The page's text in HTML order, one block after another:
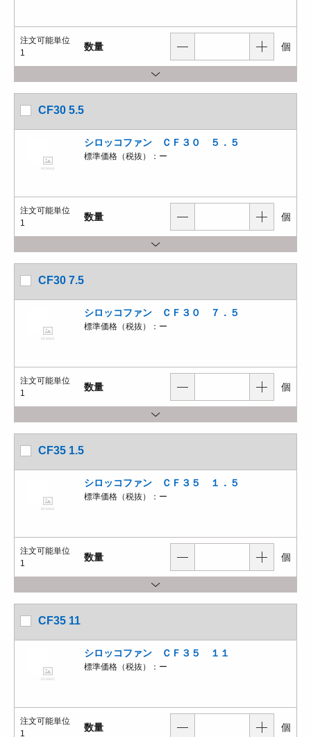
注文可能単位
1
数量 個
CF30 5.5
シロッコファン ＣＦ３０ ５．５
標準価格（税抜）： ー
注文可能単位
1
数量 個
CF30 7.5
シロッコファン ＣＦ３０ ７．５
標準価格（税抜）： ー
注文可能単位
1
数量 個
CF35 1.5
シロッコファン ＣＦ３５ １．５
標準価格（税抜）： ー
注文可能単位
1
数量 個
CF35 11
シロッコファン ＣＦ３５ １１
標準価格（税抜）： ー
注文可能単位
1
数量 個